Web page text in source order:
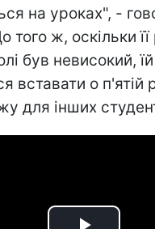
на уроках", -
того ж, оскільки
був невисокий, їй
вставати о п'ятій
для інших